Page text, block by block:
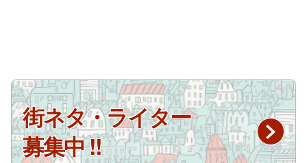
街ネタ・ライター
募集中 !!